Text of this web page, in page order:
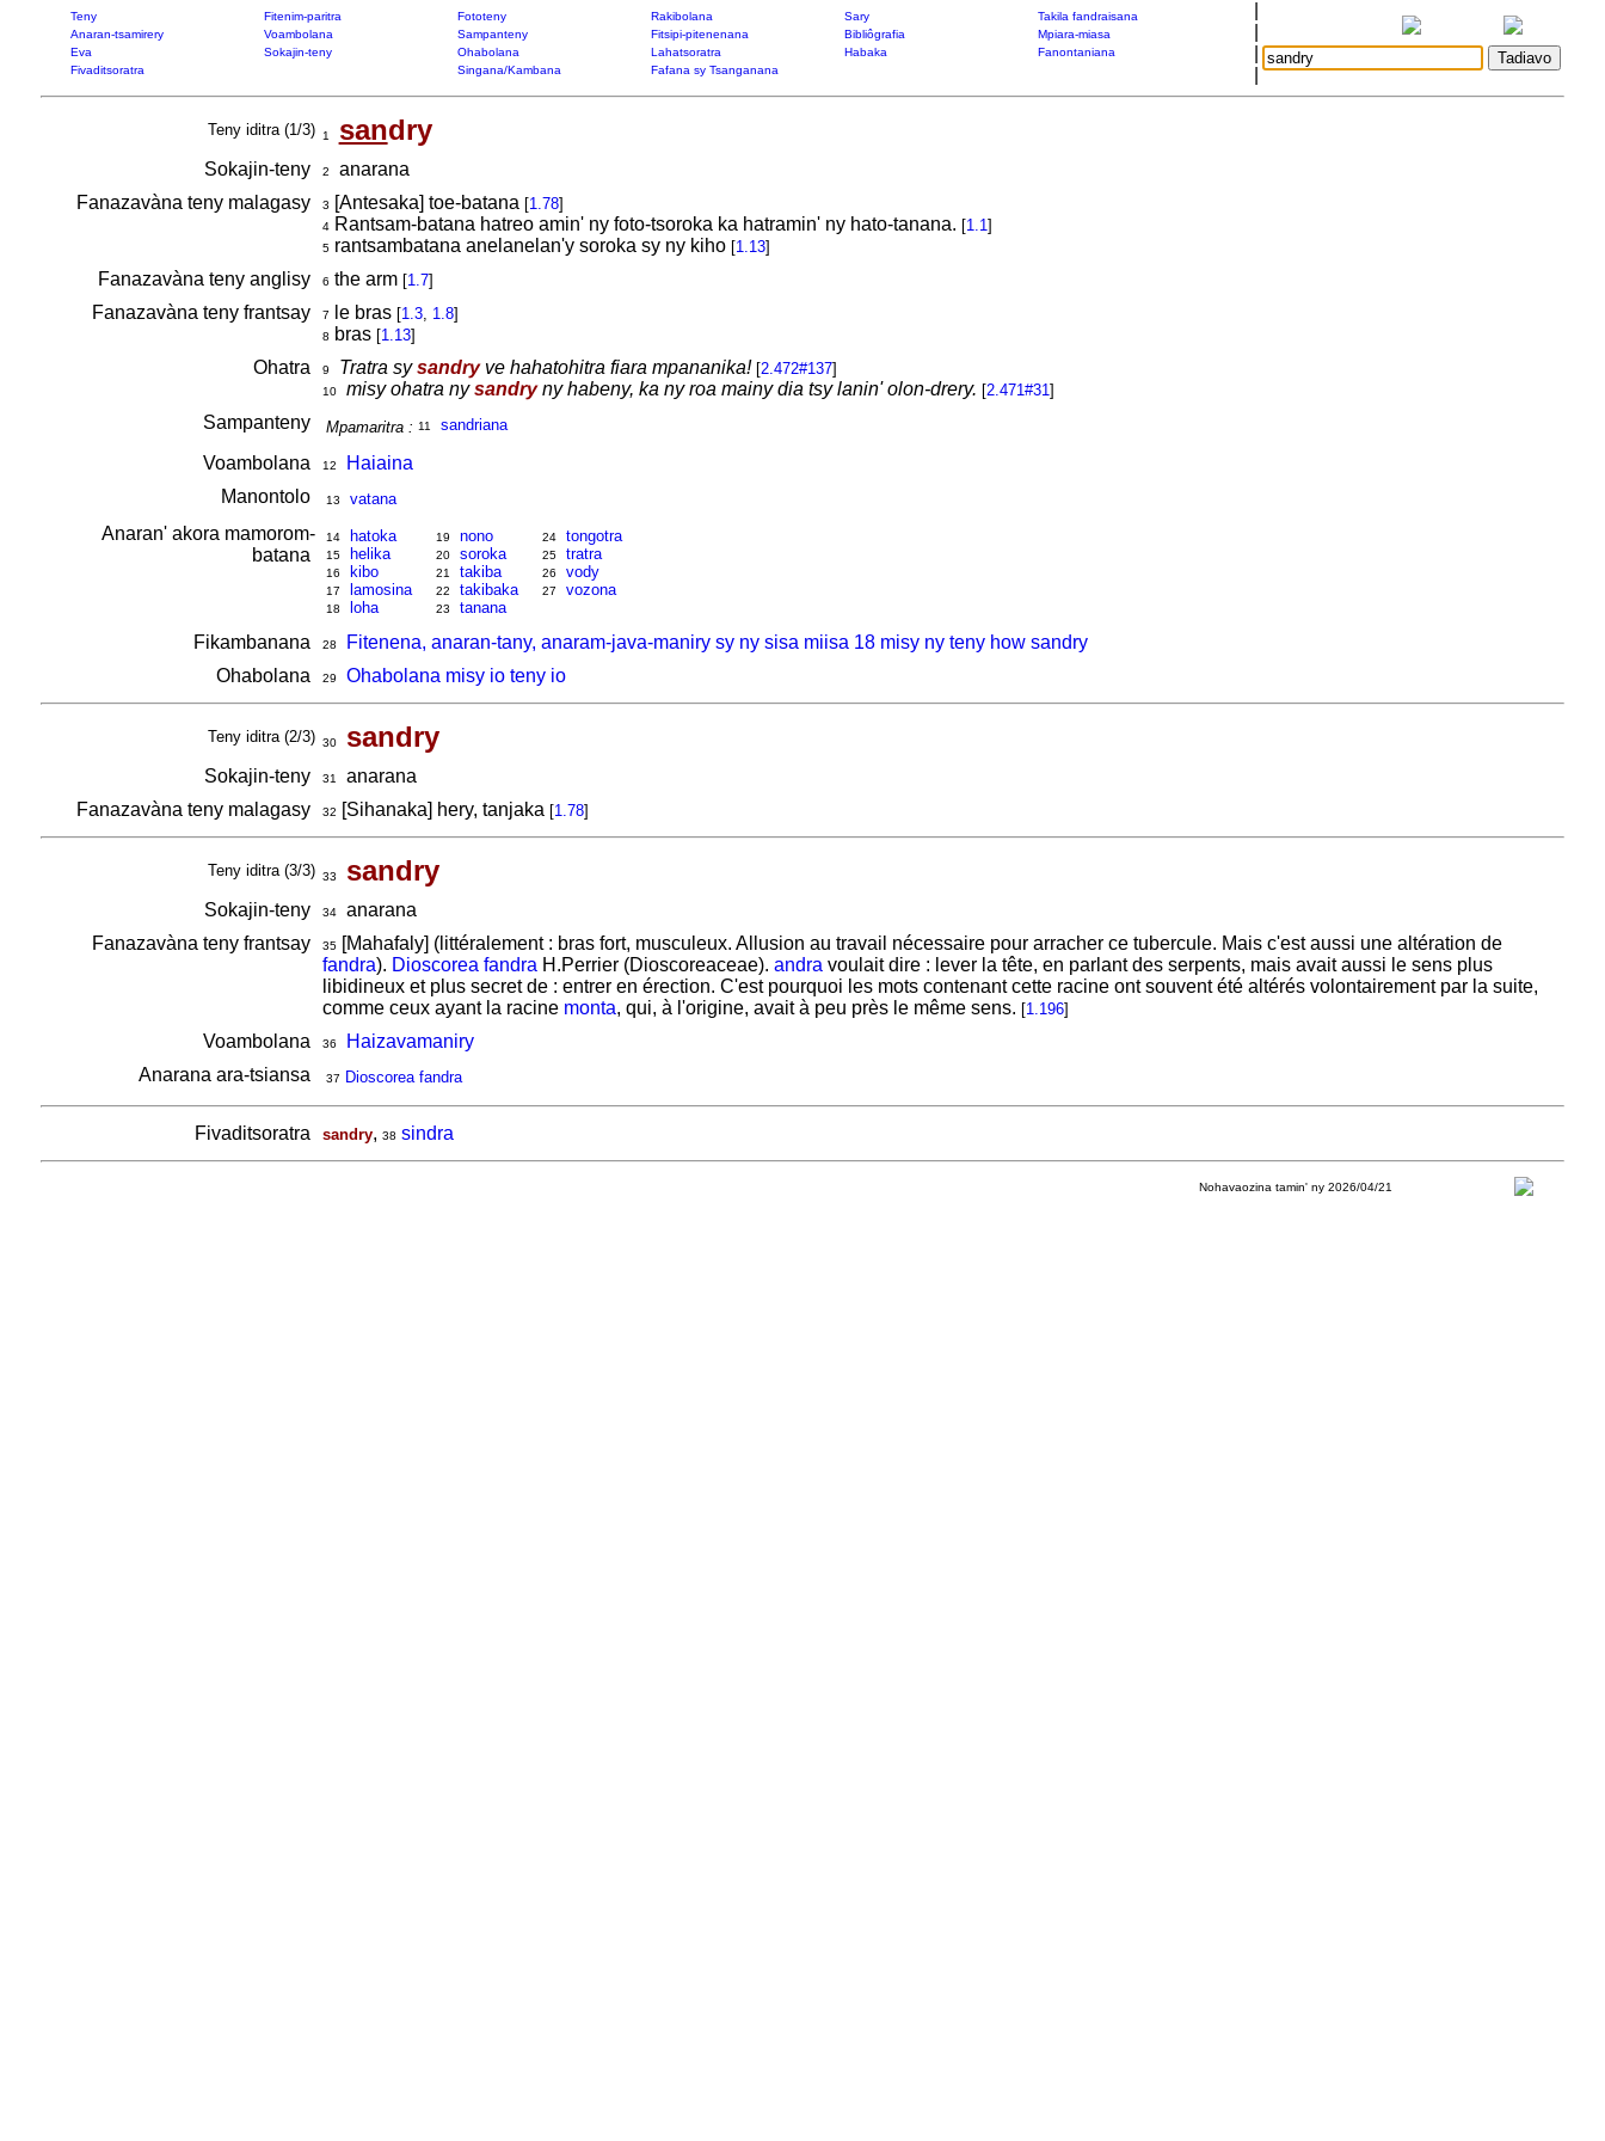
Teny Fitenim-paritra Fototeny Rakibolana Sary
Takila fandraisana
Anaran-tsamirery
Voambolana Sampanteny Fitsipi-pitenenana Bibliôgrafia
Mpiara-miasa
Eva
Sokajin-teny Ohabolana Lahatsoratra Habaka
Fanontaniana
Fivaditsoratra
Singana/Kambana Fafana sy Tsanganana
Teny iditra (1/3) 1 sandry
Sokajin-teny 2
anarana
Fanazavàna teny malagasy
3 [Antesaka] toe-batana [1.78]
4Rantsam-batana hatreo amin' ny foto-tsoroka ka hatramin' ny hato-tanana. [1.1]
5rantsambatana anelanelan'y soroka sy ny kiho [1.13]
Fanazavàna teny anglisy 6 the arm [1.7]
Fanazavàna teny frantsay 7 le bras [1.3, 1.8]
8 bras [1.13]
Ohatra 9 Tratra sysandryve hahatohitra fiara mpananika! [2.472#137]
10 misy ohatra nysandryny habeny, ka ny roa mainy dia tsy lanin' olon-drery. [2.471#31]
Sampanteny Mpamaritra : 11 sandriana
Voambolana 12
Haiaina
Manontolo
13 vatana
Anaran' akora mamorom-
batana
14 hatoka
15 helika
16 kibo
17 lamosina
18 loha
19 nono
20 soroka
21 takiba
22 takibaka
23 tanana
24 tongotra
25 tratra
26 vody
27 vozona
Fikambanana 28
Fitenena, anaran-tany, anaram-java-maniry sy ny sisa miisa 18 misy ny teny how sandry
Ohabolana
29 Ohabolana misy io teny io
Teny iditra (2/3) 30 sandry
Sokajin-teny 31
anarana
Fanazavàna teny malagasy
32 [Sihanaka] hery, tanjaka [1.78]
Teny iditra (3/3) 33 sandry
Sokajin-teny 34anarana
Fanazavàna teny frantsay
35[Mahafaly] (littéralement : bras fort, musculeux. Allusion au travail nécessaire pour arracher ce tubercule. Mais c'est aussi une altération de
fandra). Dioscorea fandra H.Perrier (Dioscoreaceae). andra voulait dire : lever la tête, en parlant des serpents, mais avait aussi le sens plus
libidineux et plus secret de : entrer en érection. C'est pourquoi les mots contenant cette racine ont souvent été altérés volontairement par la suite,
comme ceux ayant la racine monta, qui, à l'origine, avait à peu près le même sens. [1.196]
Voambolana 36
Haizavamaniry
Anarana ara-tsiansa
37 Dioscorea fandra
Fivaditsoratra sandry, 38 sindra
Nohavaozina tamin' ny 2026/04/21